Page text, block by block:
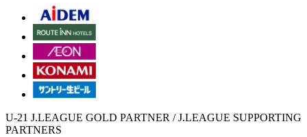
U-21 J.LEAGUE GOLD PARTNER / J.LEAGUE SUPPORTING
PARTNERS